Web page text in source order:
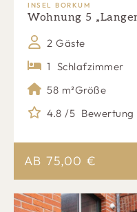
INSEL BORKUM
Wohnung 5
2 Gäste
1 Schlafzimmer
58 m²Größe
4.8 /5 Bewertung
AB 75,00 €